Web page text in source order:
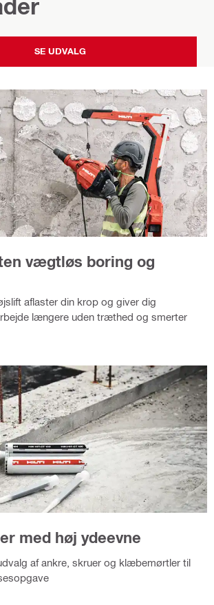
SE UDVALG
vægtløs boring og
aflaster din krop og giver dig
længere uden træthed og smerter
med høj ydeevne
af ankre, skruer og klæbemørtler til